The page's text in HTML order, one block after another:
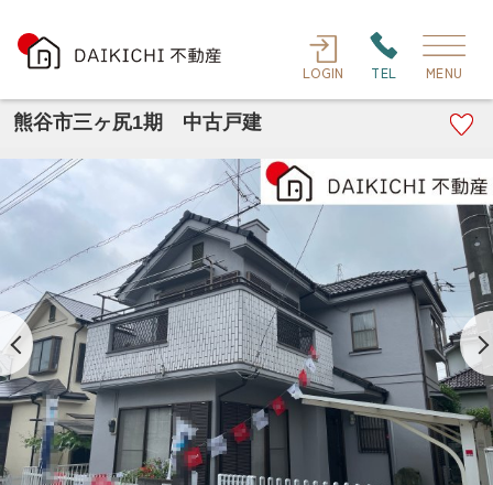
LOGIN TEL MENU
熊谷市三ヶ尻1期 中古戸建